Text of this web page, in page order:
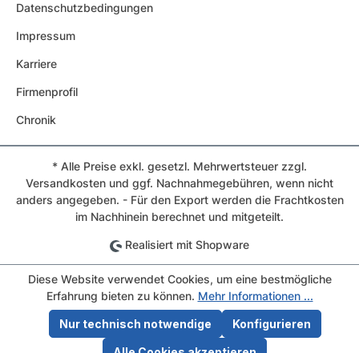
Datenschutzbedingungen
Impressum
Karriere
Firmenprofil
Chronik
* Alle Preise exkl. gesetzl. Mehrwertsteuer zzgl.
Versandkosten und ggf. Nachnahmegebühren, wenn nicht
anders angegeben. - Für den Export werden die Frachtkosten
im Nachhinein berechnet und mitgeteilt.
Realisiert mit Shopware
Diese Website verwendet Cookies, um eine bestmögliche
Erfahrung bieten zu können. Mehr Informationen ...
Nur technisch notwendige Konfigurieren